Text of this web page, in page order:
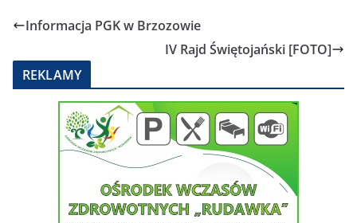
Informacja PGK w Brzozowie
IV Rajd Świętojański [FOTO]
REKLAMY